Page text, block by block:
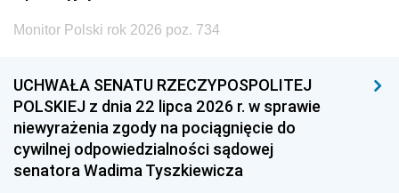
Monitor Polski rok 2026 poz. 734
UCHWAŁA SENATU RZECZYPOSPOLITEJ
POLSKIEJ z dnia 22 lipca 2026 r. w sprawie
niewyrażenia zgody na pociągnięcie do
cywilnej odpowiedzialności sądowej
senatora Wadima Tyszkiewicza